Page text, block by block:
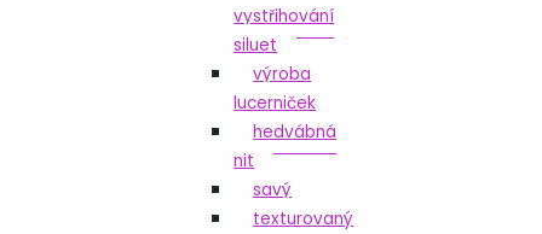
vystřihování
siluet
výroba
lucerniček
hedvábná
nit
savý
texturovaný